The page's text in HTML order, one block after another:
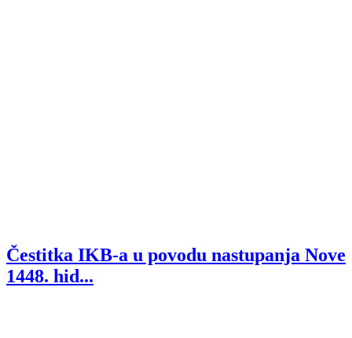
Čestitka IKB-a u povodu nastupanja Nove
1448. hid...